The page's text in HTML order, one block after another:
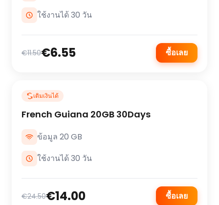
ใช้งานได้ 30 วัน
€11.50€6.55 ซื้อเลย
เติมเงินได้
French Guiana 20GB 30Days
ข้อมูล 20 GB
ใช้งานได้ 30 วัน
€24.50€14.00 ซื้อเลย